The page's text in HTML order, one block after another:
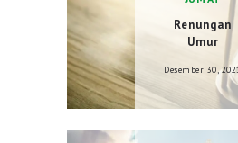
Renungan
Umur
Desember 30,